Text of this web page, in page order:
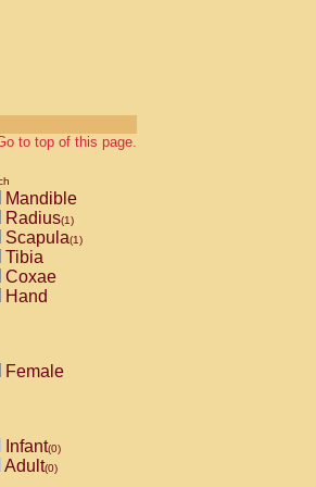
to top of this page.
Mandible
Radius(1)
Scapula(1)
Tibia
Coxae
Hand
Female
Infant(0)
Adult(0)